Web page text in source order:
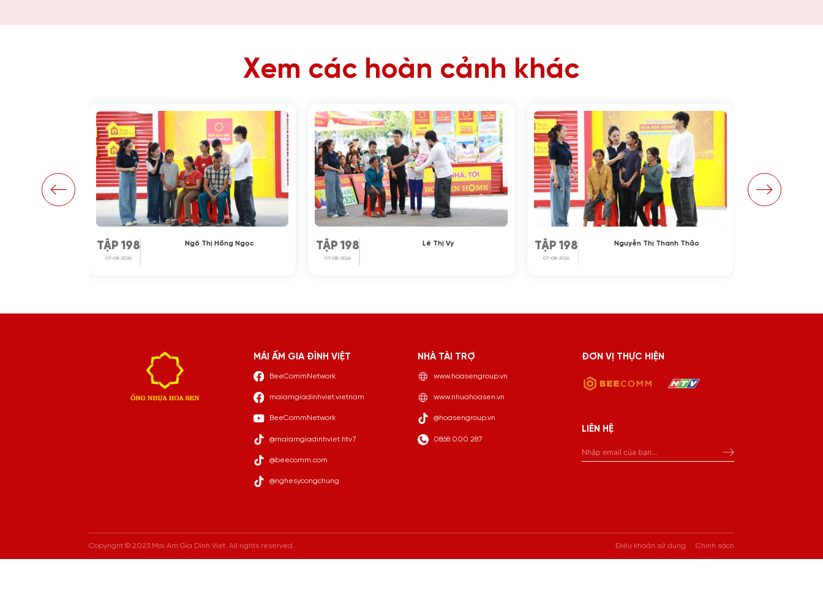
Xem các hoàn cảnh khác
TẬP 198
07-08-2026
Ngô Thị Hồng Ngọc TẬP 198
07-08-2026
Lê Thị Vy TẬP 198
07-08-2026
Nguyễn Thị Thanh Thảo
MÁI ẤM GIA ĐÌNH VIỆT
BeeCommNetwork
maiamgiadinhviet.vietnam
BeeCommNetwork
@maiamgiadinhviet.htv7
@beecomm.com
@nghesycongchung
NHÀ TÀI TRỢ
www.hoasengroup.vn
www.nhuahoasen.vn
@hoasengroup.vn
0868 000 287
ĐƠN VỊ THỰC HIỆN
LIÊN HỆ
Copyright © 2023 Mai Am Gia Dinh Viet. All rights reserved. Điều khoản sử dụng Chính sách